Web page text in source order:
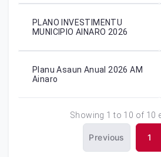
PLANO INVESTIMENTU
MUNICIPIO AINARO 2026
Planu Asaun Anual 2026 AM
Ainaro
Showing 1 to 10 of 10
Previous 1